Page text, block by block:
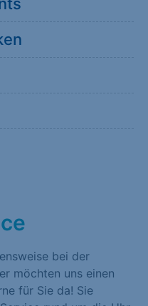
bei der
möchten uns einen
für Sie da! Sie